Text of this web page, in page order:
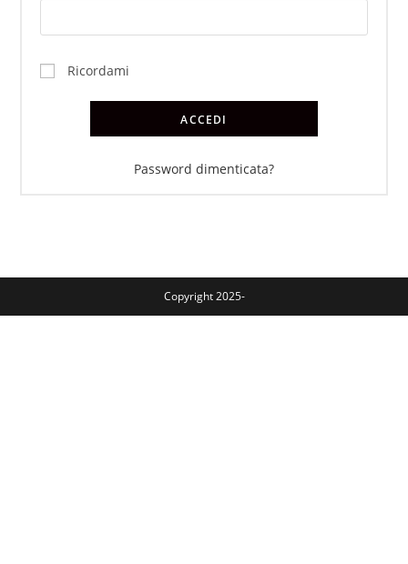
Ricordami
ACCEDI
Password dimenticata?
Copyright 2025-